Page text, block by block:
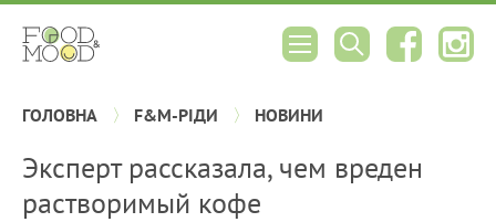
ГОЛОВНА F&M-РІДИ НОВИНИ
Эксперт рассказала, чем вреден
растворимый кофе